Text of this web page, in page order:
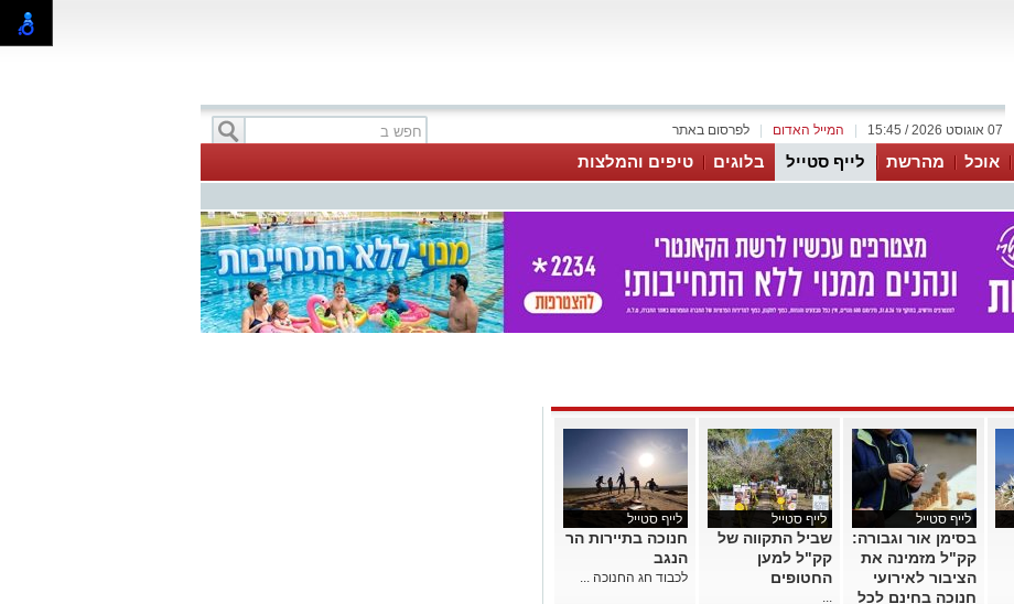
לפרסום באתר המייל האדום 07 אוגוסט 2026 / 15:45
אוכל מהרשת לייף סטייל בלוגים טיפים והמלצות
לייף סטייל
בסימן אור וגבורה:
קק"ל מזמינה את
הציבור לאירועי
חנוכה בחינם לכל
לייף סטייל
שביל התקווה של
קק"ל למען
החטופים
...
לייף סטייל
חנוכה בתיירות הר
הנגב
לכבוד חג החנוכה ...